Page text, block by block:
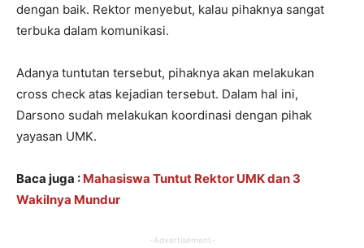
dengan baik. Rektor menyebut, kalau pihaknya sangat
terbuka dalam komunikasi.
Adanya tuntutan tersebut, pihaknya akan melakukan
cross check atas kejadian tersebut. Dalam hal ini,
Darsono sudah melakukan koordinasi dengan pihak
yayasan UMK.
Baca juga : Mahasiswa Tuntut Rektor UMK dan 3
Wakilnya Mundur
-Advertisement-